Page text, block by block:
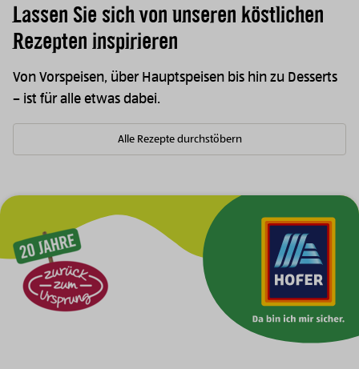
Lassen Sie sich von unseren köstlichen
Rezepten inspirieren
Von Vorspeisen, über Hauptspeisen bis hin zu Desserts
– ist für alle etwas dabei.
Alle Rezepte durchstöbern
Zur Hauptnavigation